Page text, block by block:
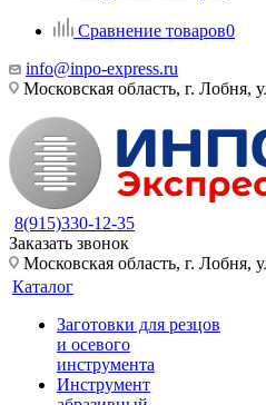
Сравнение товаров0
info@inpo-express.ru
Московская область, г. Лобня,
8(915)330-12-35
Заказать звонок
Московская область, г. Лобня,
Каталог
Заготовки для резцов
и осевого
инструмента
Инструмент